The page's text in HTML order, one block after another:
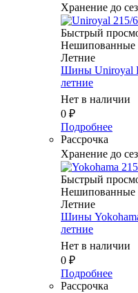
Хранение до
Быстрый
Нешипованные
Летние
Шины Uniroyal
летние
Нет в наличии
0 ₽
Подробнее
Рассрочка
Хранение до
Быстрый
Нешипованные
Летние
Шины
летние
Нет в наличии
0 ₽
Подробнее
Рассрочка